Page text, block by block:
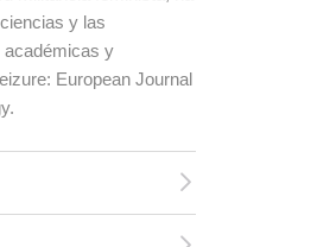
y las
académicas y
European Journal